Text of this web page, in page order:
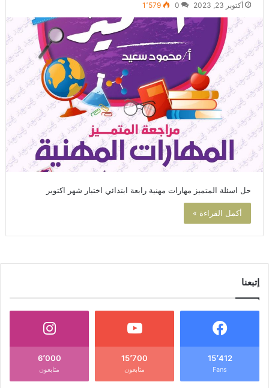
أكتوبر 23, 2023 0 1٬579
حل اسئلة المتميز مهارات مهنية رابعة ابتدائي اختبار شهر اكتوبر
أكمل القراءة »
إتبعنا
15٬412
Fans
15٬700
متابعون
6٬000
متابعون